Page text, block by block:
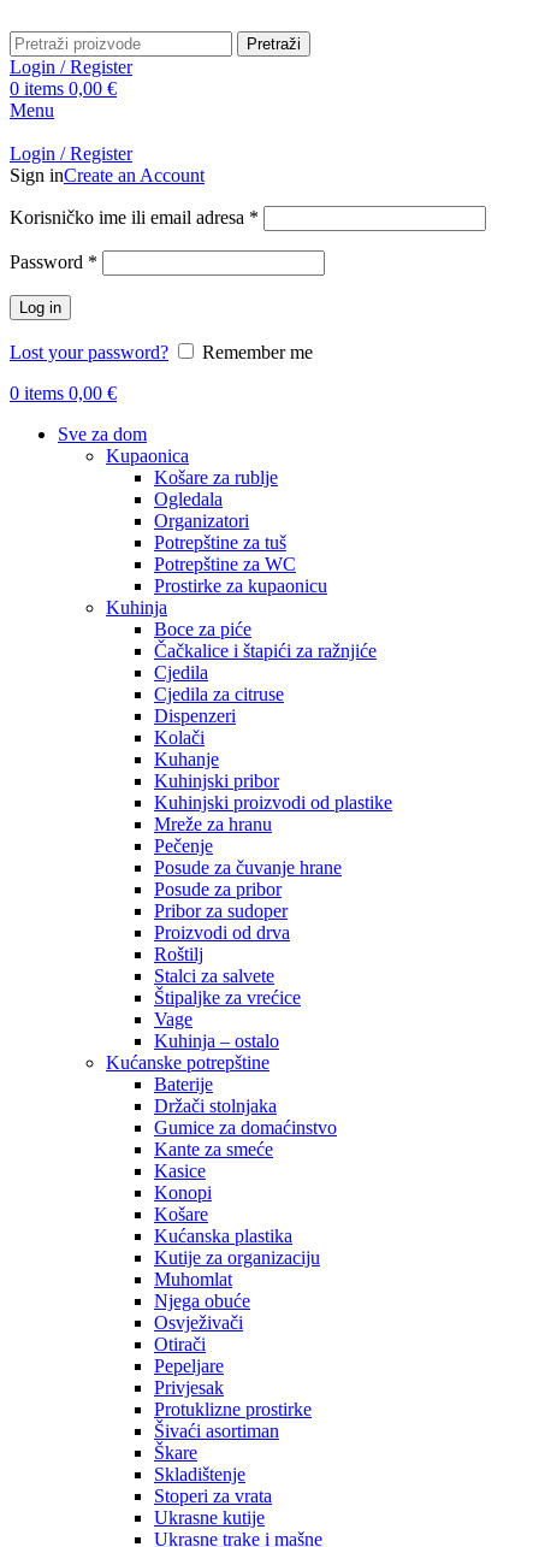
Pretraži
Login / Register
0 items 0,00 €
Menu
Login / Register
Sign inCreate an Account
Korisničko ime ili email adresa *
Password *
Log in
Lost your password?
Remember me
0 items 0,00 €
Sve za dom
Kupaonica
Košare za rublje
Ogledala
Organizatori
Potrepštine za tuš
Potrepštine za WC
Prostirke za kupaonicu
Kuhinja
Boce za piće
Čačkalice i štapići za ražnjiće
Cjedila
Cjedila za citruse
Dispenzeri
Kolači
Kuhanje
Kuhinjski pribor
Kuhinjski proizvodi od plastike
Mreže za hranu
Pečenje
Posude za čuvanje hrane
Posude za pribor
Pribor za sudoper
Proizvodi od drva
Roštilj
Stalci za salvete
Štipaljke za vrećice
Vage
Kuhinja – ostalo
Kućanske potrepštine
Baterije
Držači stolnjaka
Gumice za domaćinstvo
Kante za smeće
Kasice
Konopi
Košare
Kućanska plastika
Kutije za organizaciju
Muhomlat
Njega obuće
Osvježivači
Otirači
Pepeljare
Privjesak
Protuklizne prostirke
Šivaći asortiman
Škare
Skladištenje
Stoperi za vrata
Ukrasne kutije
Ukrasne trake i mašne